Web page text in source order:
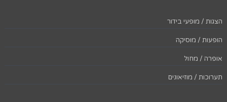
הצגות / מופעי בידור
הופעות / מוסיקה
אופרה / מחול
תערוכות / מוזיאונים